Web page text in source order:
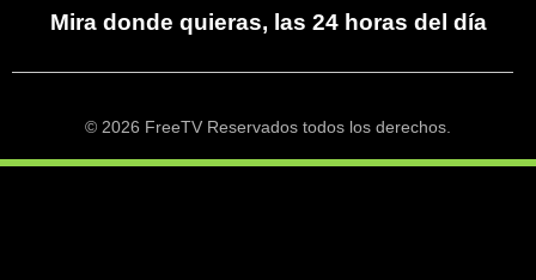
Mira donde quieras, las 24 horas del día
© 2026 FreeTV Reservados todos los derechos.